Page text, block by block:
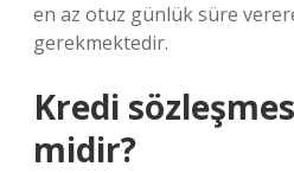
en az otuz günlük süre
gerekmektedir.
Kredi
midir?